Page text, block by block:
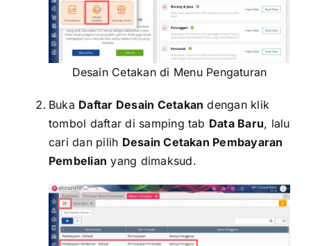
Desain Cetakan di Menu Pengaturan
Buka Daftar Desain Cetakan dengan klik
tombol daftar di samping tab Data Baru, lalu
cari dan pilih Desain Cetakan Pembayaran
Pembelian yang dimaksud.